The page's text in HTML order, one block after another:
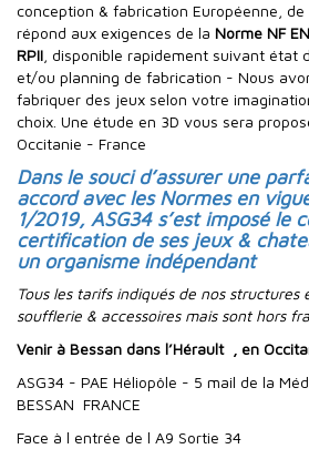
conception & fabrication Européenne,
répond aux exigences de la Norme NF
RPII , disponible rapidement suivant état
et/ou planning de fabrication - Nous
fabriquer des jeux selon votre
choix. Une étude en 3D vous sera
Occitanie - France
Dans le souci d’assurer une
accord avec les Normes en
1/2019, ASG34 s’est imposé le
certification de ses jeux &
un organisme indépendant
Tous les tarifs indiqués de nos
soufflerie & accessoires mais sont hors
Venir à Bessan dans l’Hérault , en
ASG34 - PAE Héliopôle - 5 mail de la
BESSAN FRANCE
Face à l entrée de l A9 Sortie 34